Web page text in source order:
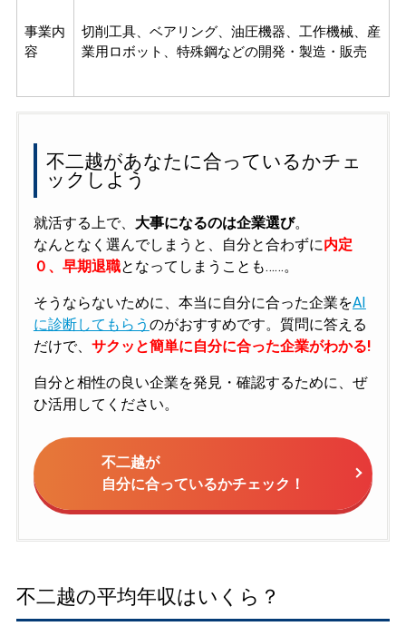
事業内
容
切削工具、ベアリング、油圧機器、工作機械、産
業用ロボット、特殊鋼などの開発・製造・販売
不二越があなたに合っているかチェ
ックしよう
就活する上で、 大事になるのは企業選び。
なんとなく選んでしまうと、自分と合わずに内定
０、早期退職となってしまうことも……。
そうならないために、本当に自分に合った企業をAI
に診断してもらう のがおすすめです。質問に答える
だけで、 サクッと簡単に自分に合った企業がわかる!
自分と相性の良い企業を発見・確認するために、ぜ
ひ活用してください。
不二越が
自分に合っているかチェック！
不二越の平均年収はいくら？